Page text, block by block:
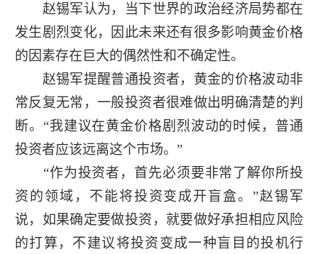
赵锡军认为，当下世界的政治经济局势都在
发生剧烈变化，因此未来还有很多影响黄金价格
的因素存在巨大的偶然性和不确定性。
赵锡军提醒普通投资者，黄金的价格波动非
常反复无常，一般投资者很难做出明确清楚的判
断。“我建议在黄金价格剧烈波动的时候，普通
投资者应该远离这个市场。”
“作为投资者，首先必须要非常了解你所投
资的领域，不能将投资变成开盲盒。”赵锡军
说，如果确定要做投资，就要做好承担相应风险
的打算，不建议将投资变成一种盲目的投机行